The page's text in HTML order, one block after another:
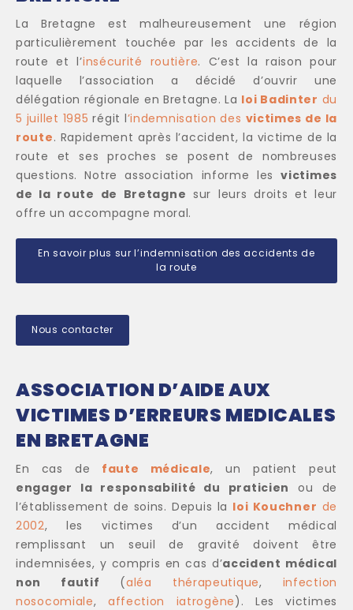
La Bretagne est malheureusement une région
particulièrement touchée par les accidents de la
route et l’insécurité routière. C’est la raison pour
laquelle l’association a décidé d’ouvrir une
délégation régionale en Bretagne. La loi Badinter du
5 juillet 1985 régit l’indemnisation des victimes de la
route. Rapidement après l’accident, la victime de la
route et ses proches se posent de nombreuses
questions. Notre association informe lesvictimes
de la route de Bretagne sur leurs droits et leur
offre un accompagne moral.
En savoir plus sur l’indemnisation des accidents de
la route
Nous contacter
ASSOCIATION D’AIDE AUX
VICTIMES D’ERREURS MEDICALES
EN BRETAGNE
En cas de faute médicale, un patient peut
engager la responsabilité du praticien
ou de
l’établissement de soins. Depuis la loi Kouchner de
2002, les victimes d’un accident médical
remplissant un seuil de gravité doivent être
indemnisées, y compris en cas d’accident médical
non fautif (aléa thérapeutique, infection
nosocomiale, affection iatrogène). Les victimes